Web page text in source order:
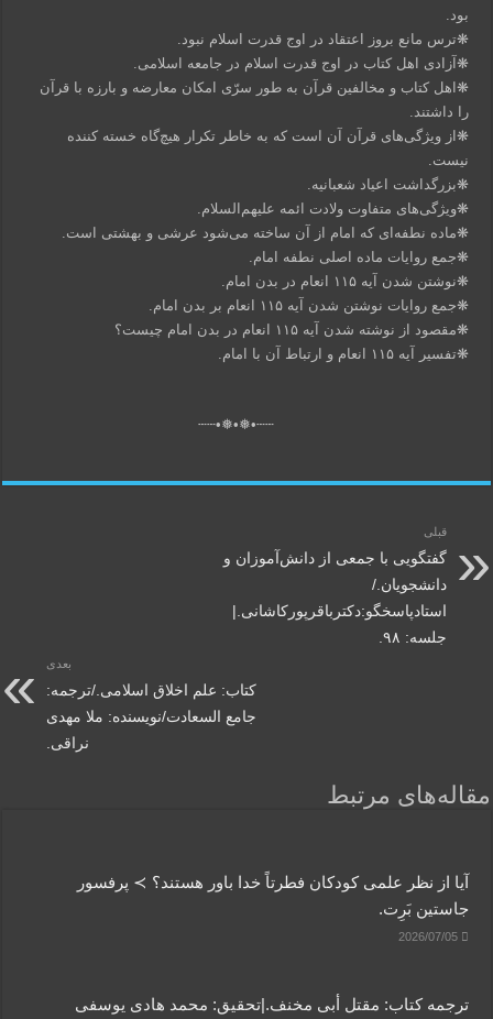
بود.
❋ترس مانع بروز اعتقاد در اوج قدرت اسلام نبود.
❋آزادی اهل کتاب در اوج قدرت اسلام در جامعه اسلامی.
❋اهل کتاب و مخالفین قرآن به طور سرّی امکان معارضه و بارزه با قرآن
را داشتند.
❋از ویژگی‌های قرآن آن است که به خاطر تکرار هیچ‌گاه خسته کننده
نیست.
❋بزرگداشت اعیاد شعبانیه.
❋ویژگی‌های متفاوت ولادت ائمه علیهم‌السلام.
❋ماده نطفه‌ای که امام از آن ساخته می‌شود عرشی و بهشتی است.
❋جمع روایات ماده اصلی نطفه امام.
❋نوشتن شدن آیه ۱۱۵ انعام در بدن امام.
❋جمع روایات نوشتن شدن آیه ۱۱۵ انعام بر بدن امام.
❋مقصود از نوشته شدن آیه ۱۱۵ انعام در بدن امام چیست؟
❋تفسیر آیه ۱۱۵ انعام و ارتباط آن با امام.
┄┄•❅•❅•┄┄
قبلی
گفتگویی‌ با جمعی‌ از دانش‌آموزان‌ و
دانشجویان./
استادپاسخگو:دکترباقر‌پورکاشانی.|
جلسه: ۹۸.
بعدی
کتاب: علم‌ اخلاق اسلامی./ترجمه:
جامع السعادت/نویسنده: ملا مهدی
نراقی.
مقاله‌های مرتبط
آیا از نظر علمی کودکان فطرتاً خدا باور هستند؟ ≻ پرفسور
جاستین بَرِت.
2026/07/05
ترجمه کتاب: مقتل أبی مخنف.|تحقیق: محمد هادی یوسفی